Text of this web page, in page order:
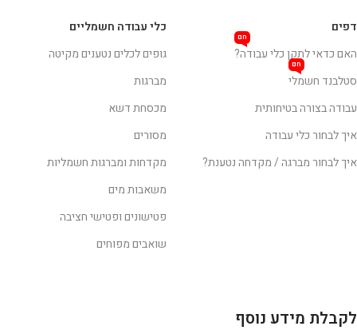
כלי עבודה חשמליים
גופים לכלים נטענים מקיטה
מברגות
מכסחת דשא
מסורים
מקדחות ומברגות חשמליות
משאבות מים
פטישונים ופטישי חציבה
שואבים מפוחים
דפים
האם כדאי לתקן כלי עבודה?
חם
סטלבנד חשמלי
חם
עבודה בצורה בטיחותית
איך לבחור כלי עבודה
איך לבחור מברגה / מקדחה נטענת?
לקבלת מידע נוסף